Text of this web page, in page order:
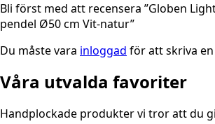
Bli först med att recensera ”Globen
pendel Ø50 cm Vit-natur”
Du måste vara inloggad för att skriva
Våra utvalda favoriter
Handplockade produkter vi tror att du